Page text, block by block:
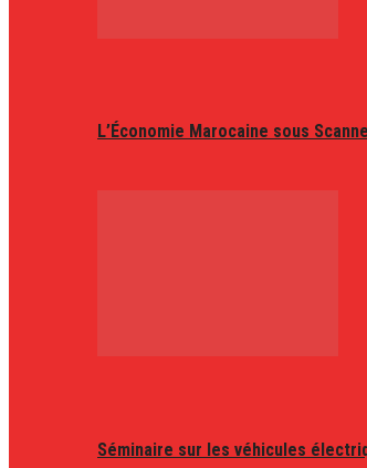
L’Économie Marocaine sous
Séminaire sur les véhicules